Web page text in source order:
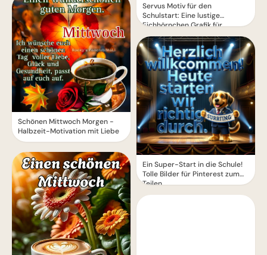
Schönen Mittwoch Morgen -
Halbzeit-Motivation mit Liebe
Servus Motiv für den
Schulstart: Eine lustige
Eichhörnchen Grafik für
WhatsApp
Ein Super-Start in die Schule!
Tolle Bilder für Pinterest zum
Teilen.